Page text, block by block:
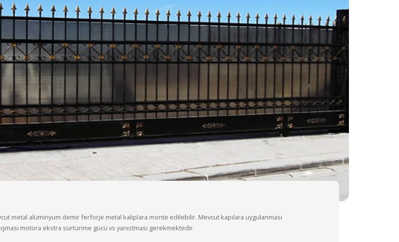
metal alüminyum demir ferforje metal kalıplara monte edilebilir. Mevcut kapılara uygulanması
motora ekstra sürtünme gücü vs yanıstması gerekmektedir.